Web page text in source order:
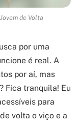
de Volta
por uma
é real. A
por aí, mas
Fica tranquila! Eu
para
volta o viço e a